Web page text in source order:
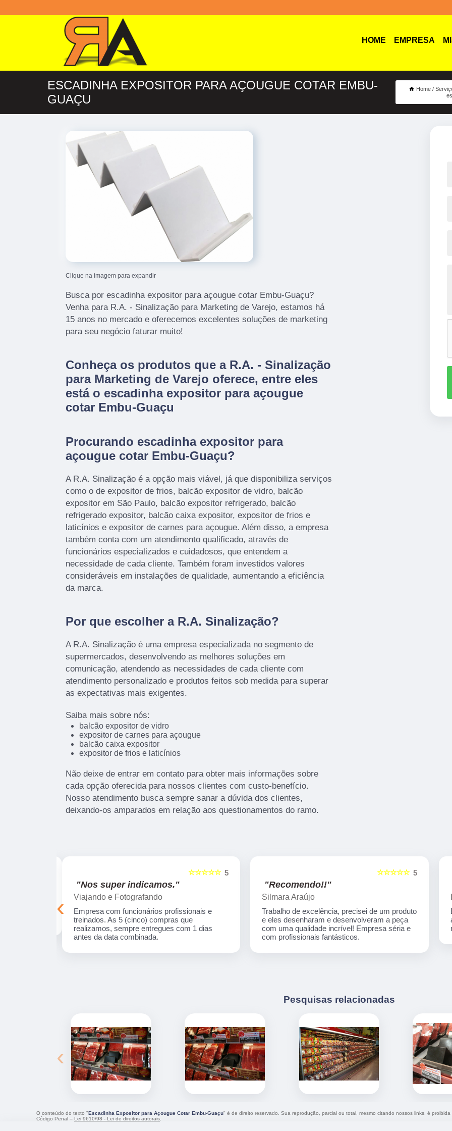
HOME EMPRESA
ESCADINHA EXPOSITOR PARA AÇOUGUE COTAR EMBU-
GUAÇU
Home
Clique na imagem para expandir
Busca por escadinha expositor para açougue cotar Embu-Guaçu?
Venha para R.A. - Sinalização para Marketing de Varejo, estamos há
15 anos no mercado e oferecemos excelentes soluções de marketing
para seu negócio faturar muito!
Conheça os produtos que a R.A. - Sinalização
para Marketing de Varejo oferece, entre eles
está o escadinha expositor para açougue
cotar Embu-Guaçu
Procurando escadinha expositor para
açougue cotar Embu-Guaçu?
A R.A. Sinalização é a opção mais viável, já que disponibiliza serviços
como o de expositor de frios, balcão expositor de vidro, balcão
expositor em São Paulo, balcão expositor refrigerado, balcão
refrigerado expositor, balcão caixa expositor, expositor de frios e
laticínios e expositor de carnes para açougue. Além disso, a empresa
também conta com um atendimento qualificado, através de
funcionários especializados e cuidadosos, que entendem a
necessidade de cada cliente. Também foram investidos valores
consideráveis em instalações de qualidade, aumentando a eficiência
da marca.
Por que escolher a R.A. Sinalização?
A R.A. Sinalização é uma empresa especializada no segmento de
supermercados, desenvolvendo as melhores soluções em
comunicação, atendendo as necessidades de cada cliente com
atendimento personalizado e produtos feitos sob medida para superar
as expectativas mais exigentes.
Saiba mais sobre nós:
balcão expositor de vidro
expositor de carnes para açougue
balcão caixa expositor
expositor de frios e laticínios
Não deixe de entrar em contato para obter mais informações sobre
cada opção oferecida para nossos clientes com custo-benefício.
Nosso atendimento busca sempre sanar a dúvida dos clientes,
deixando-os amparados em relação aos questionamentos do ramo.
5
☆☆☆☆☆
"Recomendo!!"
Silmara Araújo
Trabalho de excelência, precisei de um produto
e eles desenharam e desenvolveram a peça
com uma qualidade incrível! Empresa séria e
com profissionais fantásticos.
5
☆☆☆☆☆
"Recomendo!!"
Duda Máximo
Empresa incrível, material de ótima qualidade,
atendimento humano e muito atencioso! Os
melhores preços! Indico de olhos fechados!
‹
Pesquisas relacionadas
‹
O conteúdo do texto "Escadinha Expositor para Açougue Cotar Embu-Guaçu" é de direito reservado. Sua reprodução, parcial ou total, mesmo citando nossos links, é
Código Penal – Lei 9610/98 - Lei de direitos autorais.